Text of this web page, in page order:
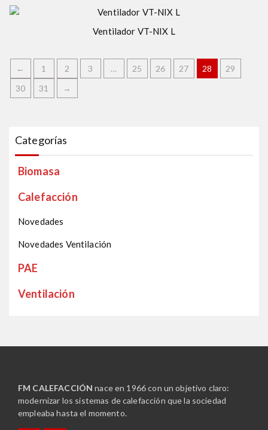
Ventilador VT-NIX L
← 1 2 3 … 25 26 27 28
29
30
31 →
Categorías
Biomasa
Calefacción
Novedades
Novedades Ventilación
PAE
Ventilación
FM CALEFACCIÓN nace en 1966 con un objetivo claro:
modernizar los sistemas de calefacción que la sociedad
empleaba hasta el momento.